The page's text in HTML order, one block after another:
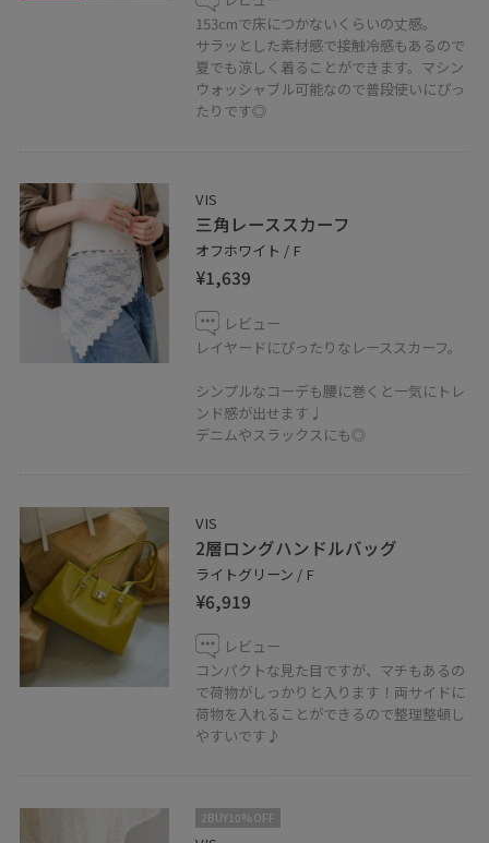
153cmで床につかないくらいの丈感。
サラッとした素材感で接触冷感もあるので
夏でも涼しく着ることができます。マシン
ウォッシャブル可能なので普段使いにぴっ
たりです◎
VIS
三角レーススカーフ
オフホワイト / F
¥1,639
レビュー
レイヤードにぴったりなレーススカーフ。
シンプルなコーデも腰に巻くと一気にトレ
ンド感が出せます♩
デニムやスラックスにも◎
VIS
2層ロングハンドルバッグ
ライトグリーン / F
¥6,919
レビュー
コンパクトな見た目ですが、マチもあるの
で荷物がしっかりと入ります！両サイドに
荷物を入れることができるので整理整頓し
やすいです♪
2BUY10%OFF